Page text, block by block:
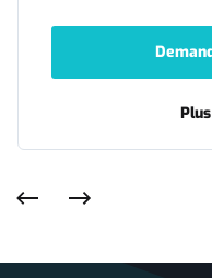
PrécédentSuivant